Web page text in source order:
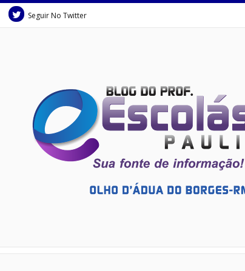
Seguir No Twitter